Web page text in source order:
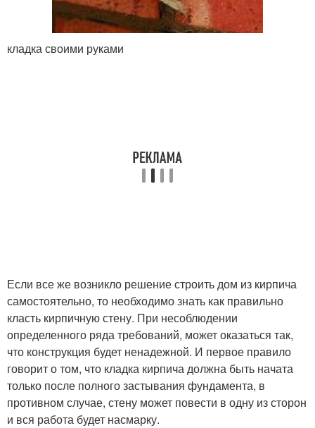
кладка своими руками
Если все же возникло решение строить дом из кирпича
самостоятельно, то необходимо знать как правильно
класть кирпичную стену. При несоблюдении
определенного ряда требований, может оказаться так,
что конструкция будет ненадежной. И первое правило
говорит о том, что кладка кирпича должна быть начата
только после полного застывания фундамента, в
противном случае, стену может повести в одну из сторон
и вся работа будет насмарку.